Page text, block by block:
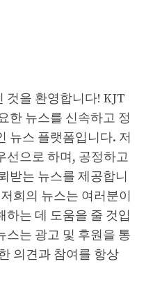
것을 환영합니다! KJT
한 뉴스를 신속하고 정
뉴스 플랫폼입니다. 저
선으로 하며, 공정하고
받는 뉴스를 제공합니
희의 뉴스는 여러분이
는 데 도움을 줄 것입
스는 광고 및 후원을 통
의견과 참여를 항상